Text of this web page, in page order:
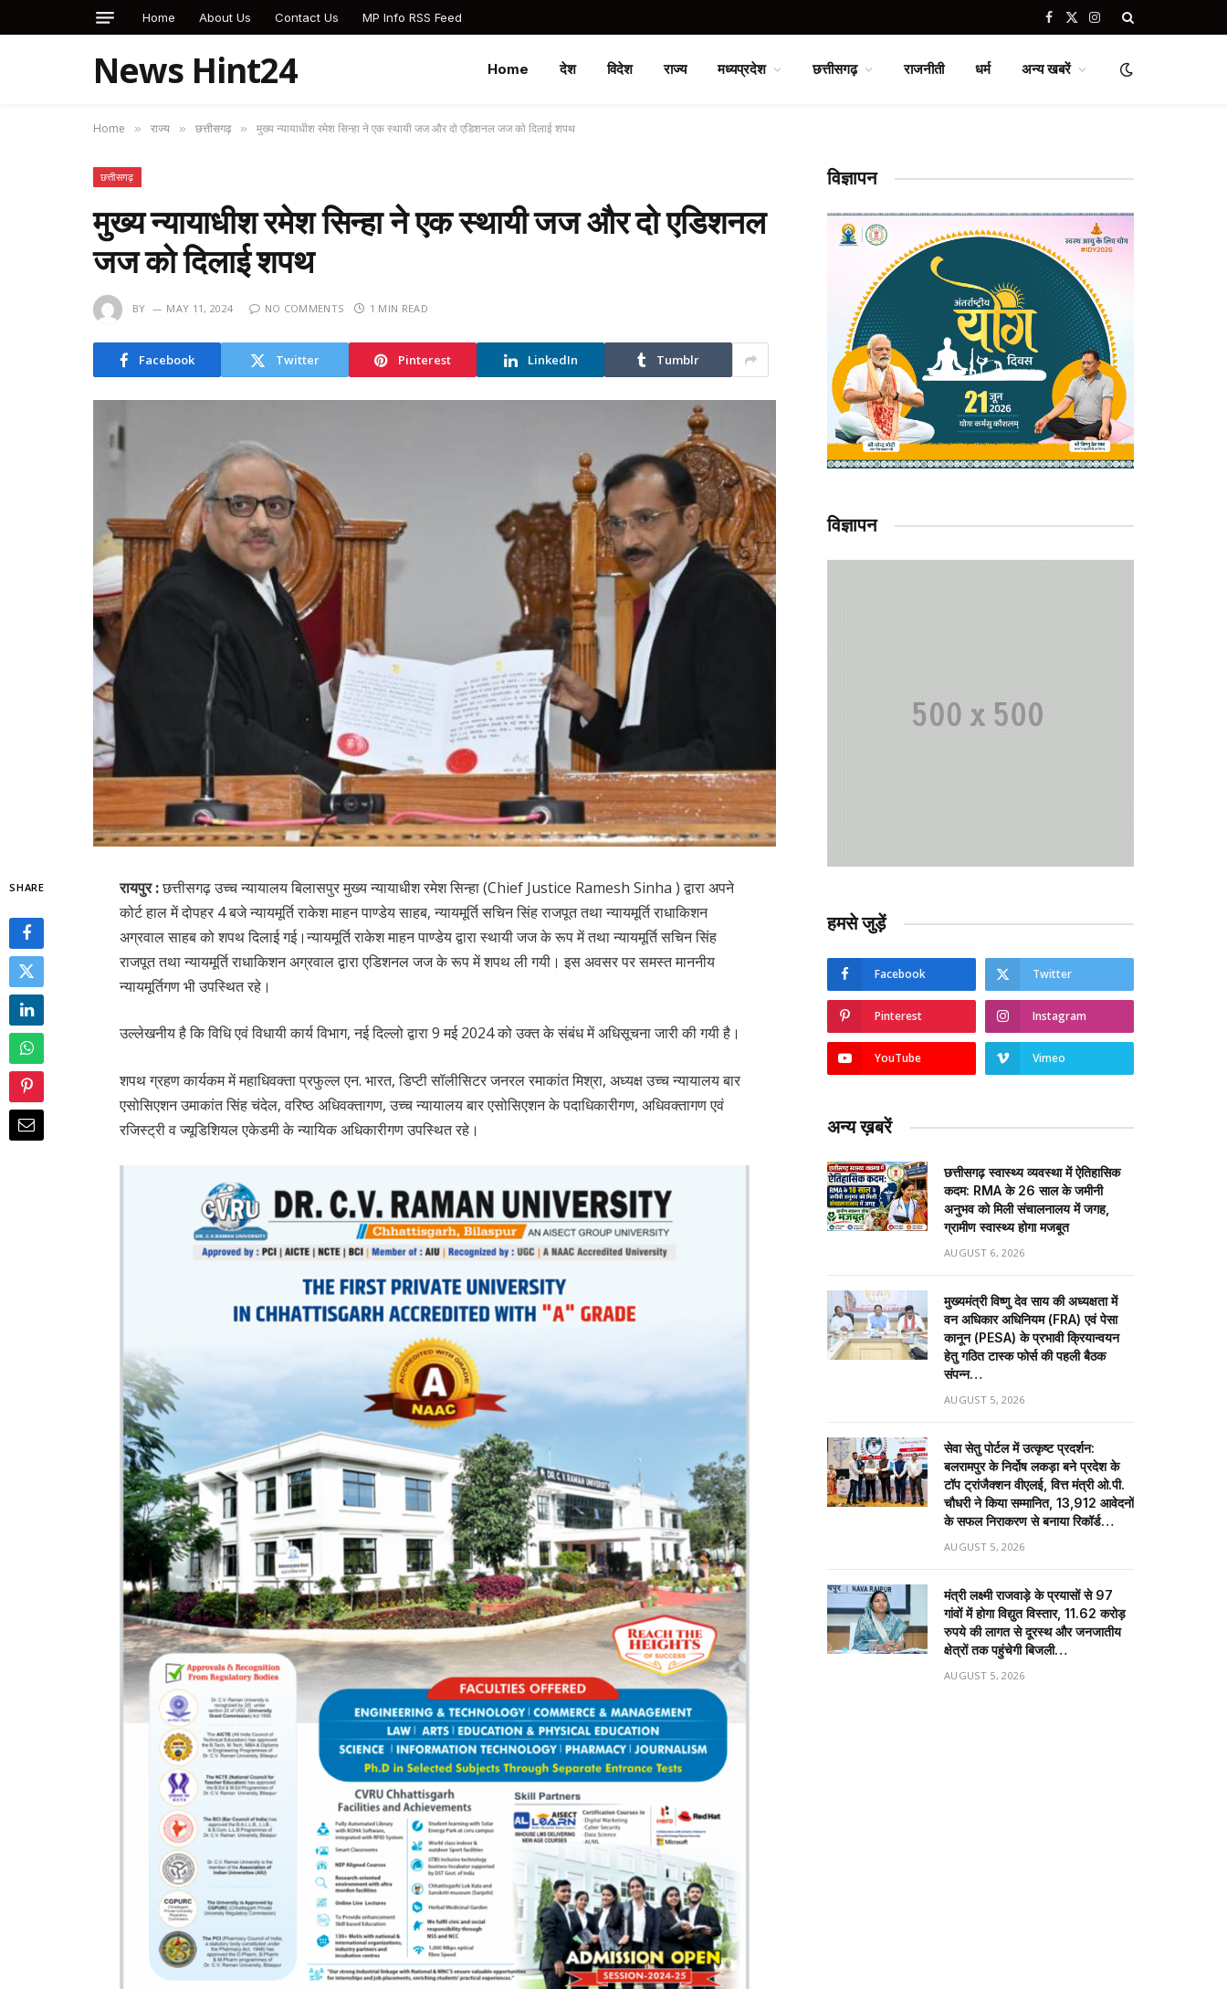
Home About Us Contact Us MP Info RSS Feed Facebook
X
Instagram
News Hint24 Home देश विदेश राज्य मध्यप्रदेश छत्तीसगढ़ राजनीती धर्म अन्य खबरें
Home » राज्य » छत्तीसगढ़ » मुख्य न्यायाधीश रमेश सिन्हा ने एक स्थायी जज और दो एडिशनल जज को दिलाई शपथ
छत्तीसगढ़
मुख्य न्यायाधीश रमेश सिन्हा ने एक स्थायी जज और दो एडिशनल
जज को दिलाई शपथ
BY MAY 11, 2024 NO COMMENTS 1 MIN READ
Facebook Twitter Pinterest LinkedIn Tumblr
SHARE रायपुर :छत्तीसगढ़ उच्च न्यायालय बिलासपुर मुख्य न्यायाधीश रमेश सिन्हा (Chief Justice Ramesh Sinha ) द्वारा अपने
कोर्ट हाल में दोपहर 4 बजे न्यायमूर्ति राकेश माहन पाण्डेय साहब, न्यायमूर्ति सचिन सिंह राजपूत तथा न्यायमूर्ति राधाकिशन
अग्रवाल साहब को शपथ दिलाई गई।न्यायमूर्ति राकेश माहन पाण्डेय द्वारा स्थायी जज के रूप में तथा न्यायमूर्ति सचिन सिंह
राजपूत तथा न्यायमूर्ति राधाकिशन अग्रवाल द्वारा एडिशनल जज के रूप में शपथ ली गयी। इस अवसर पर समस्त माननीय
न्यायमूर्तिगण भी उपस्थित रहे।
उल्लेखनीय है कि विधि एवं विधायी कार्य विभाग, नई दिल्लो द्वारा 9 मई 2024 को उक्त के संबंध में अधिसूचना जारी की गयी है।
शपथ ग्रहण कार्यकम में महाधिवक्ता प्रफुल्ल एन. भारत, डिप्टी सॉलीसिटर जनरल रमाकांत मिश्रा, अध्यक्ष उच्च न्यायालय बार
एसोसिएशन उमाकांत सिंह चंदेल, वरिष्ठ अधिवक्तागण, उच्च न्यायालय बार एसोसिएशन के पदाधिकारीगण, अधिवक्तागण एवं
रजिस्ट्री व ज्यूडिशियल एकेडमी के न्यायिक अधिकारीगण उपस्थित रहे।
विज्ञापन
विज्ञापन
हमसे जुड़ें
Facebook Twitter
Pinterest Instagram
YouTube Vimeo
अन्य ख़बरें
छत्तीसगढ़ स्वास्थ्य व्यवस्था में ऐतिहासिक
कदम: RMA के 26 साल के जमीनी
अनुभव को मिली संचालनालय में जगह,
ग्रामीण स्वास्थ्य होगा मजबूत
AUGUST 6, 2026
मुख्यमंत्री विष्णु देव साय की अध्यक्षता में
वन अधिकार अधिनियम (FRA) एवं पेसा
कानून (PESA) के प्रभावी क्रियान्वयन
हेतु गठित टास्क फोर्स की पहली बैठक
संपन्न…
AUGUST 5, 2026
सेवा सेतु पोर्टल में उत्कृष्ट प्रदर्शन:
बलरामपुर के निर्दोष लकड़ा बने प्रदेश के
टॉप ट्रांजैक्शन वीएलई, वित्त मंत्री ओ.पी.
चौधरी ने किया सम्मानित, 13,912 आवेदनों
के सफल निराकरण से बनाया रिकॉर्ड…
AUGUST 5, 2026
मंत्री लक्ष्मी राजवाड़े के प्रयासों से 97
गांवों में होगा विद्युत विस्तार, 11.62 करोड़
रुपये की लागत से दूरस्थ और जनजातीय
क्षेत्रों तक पहुंचेगी बिजली…
AUGUST 5, 2026